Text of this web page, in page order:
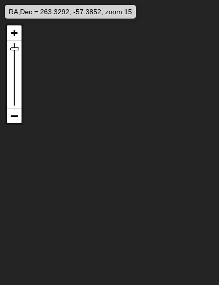
RA,Dec = 263.3292, -57.3852, zoom 15